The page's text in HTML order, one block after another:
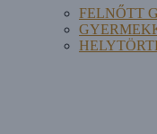
FELNŐTT